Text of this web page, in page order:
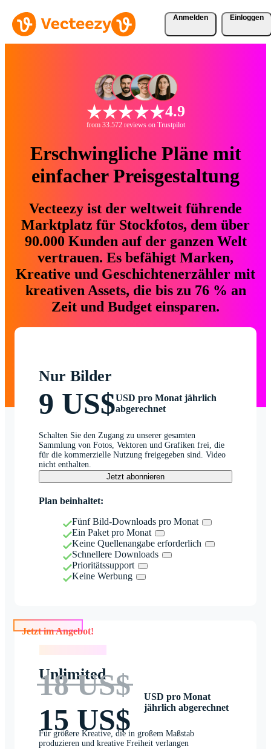
Anmelden Einloggen
4.9
from 33.572 reviews on Trustpilot
Erschwingliche Pläne mit
einfacher Preisgestaltung
Vecteezy ist der weltweit führende
Marktplatz für Stockfotos, dem über
90.000 Kunden auf der ganzen Welt
vertrauen. Es befähigt Marken,
Kreative und Geschichtenerzähler mit
kreativen Assets, die bis zu 76 % an
Zeit und Budget einsparen.
Nur Bilder
9 US$USD pro Monat jährlich
abgerechnet
Schalten Sie den Zugang zu unserer gesamten
Sammlung von Fotos, Vektoren und Grafiken frei, die
für die kommerzielle Nutzung freigegeben sind. Video
nicht enthalten.
Jetzt abonnieren
Plan beinhaltet:
Fünf Bild-Downloads pro Monat
Ein Paket pro Monat
Keine Quellenangabe erforderlich
Schnellere Downloads
Prioritätssupport
Keine Werbung
Jetzt im Angebot!
Unlimited
18 US$
15 US$
USD pro Monat
jährlich abgerechnet
Für größere Kreative, die in großem Maßstab
produzieren und kreative Freiheit verlangen